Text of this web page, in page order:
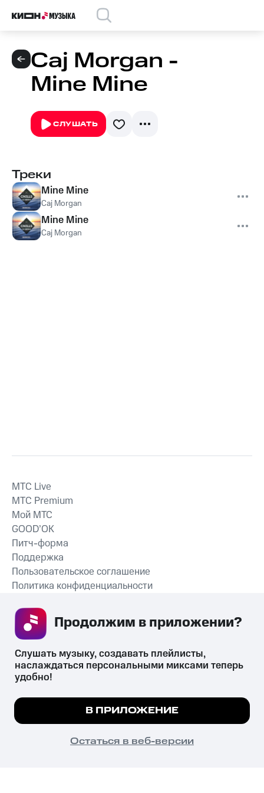
Caj Morgan -
Mine Mine
СЛУШАТЬ
Треки
Mine Mine
Caj Morgan
Mine Mine
Caj Morgan
СКАЧАТЬ ПРИЛОЖЕНИЕ
MTС Live
MTС Premium
Мой МТС
GOOD’OK
Питч-форма
Поддержка
Пользовательское соглашение
Политика конфиденциальности
психотропных веществ, их аналогов причиняет вред здоровью,
их незаконный оборот запрещён и влечёт установленную
законодательством ответственность.
© 2026 ООО «КИОН».
Все права защищены
Мы используем куки, чтобы на сайте все
Подробнее
ПОНЯТНО
Слушать музыку, создавать плейлисты,
наслаждаться персональными миксами теперь
удобно!
В ПРИЛОЖЕНИЕ
Остаться в веб-версии